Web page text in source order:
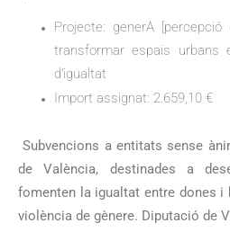
Projecte: generA
transformar espais urbans
d’igualtat
Import assignat: 2.659,10 €
Subvencions a entitats sense
de València, destinades a
fomenten la igualtat entre dones
violència de gènere. Diputació de